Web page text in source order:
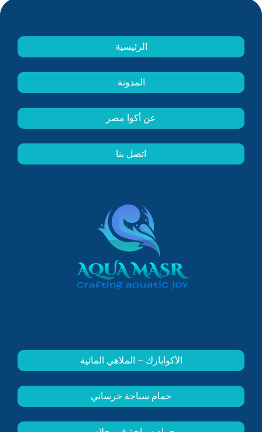
الرئيسية
المدونة
عن أكوا مصر
اتصل بنا
الأكوابارك – الملاهي المائية
حمام سباحة خرساني